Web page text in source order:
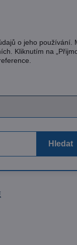
Hledat
o jeho používání.
Kliknutím na